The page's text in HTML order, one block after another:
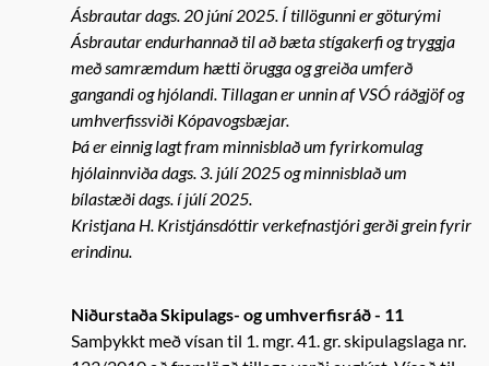
Ásbrautar dags. 20 júní 2025. Í tillögunni er göturými
Ásbrautar endurhannað til að bæta stígakerfi og tryggja
með samræmdum hætti örugga og greiða umferð
gangandi og hjólandi. Tillagan er unnin af VSÓ ráðgjöf og
umhverfissviði Kópavogsbæjar.
Þá er einnig lagt fram minnisblað um fyrirkomulag
hjólainnviða dags. 3. júlí 2025 og minnisblað um
bílastæði dags. í júlí 2025.
Kristjana H. Kristjánsdóttir verkefnastjóri gerði grein fyrir
erindinu.
Niðurstaða Skipulags- og umhverfisráð - 11
Samþykkt með vísan til 1. mgr. 41. gr. skipulagslaga nr.